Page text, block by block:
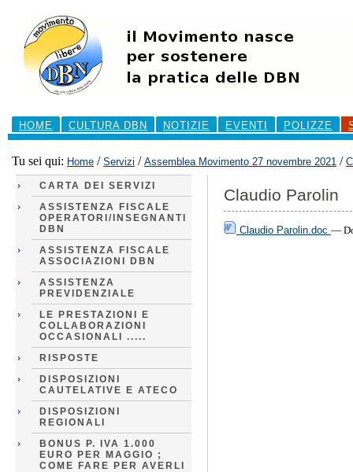
contenuti.
navigazione
Sezioni
HOME
CULTURA DBN NOTIZIE EVENTI POLIZZE
Tu sei qui: Home / Servizi / Assemblea Movimento 27 novembre 2021 /
CARTA DEI SERVIZI
ASSISTENZA FISCALE
OPERATORI/INSEGNANTI
DBN
ASSISTENZA FISCALE
ASSOCIAZIONI DBN
ASSISTENZA
PREVIDENZIALE
LE PRESTAZIONI E
COLLABORAZIONI
OCCASIONALI .....
RISPOSTE
DISPOSIZIONI
CAUTELATIVE E ATECO
DISPOSIZIONI
REGIONALI
BONUS P. IVA 1.000
EURO PER MAGGIO ;
COME FARE PER AVERLI
Claudio Parolin
Claudio Parolin.doc —